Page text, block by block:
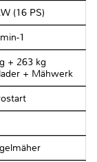
(16 PS)
1
+ 263 kg
+ Mähwerk